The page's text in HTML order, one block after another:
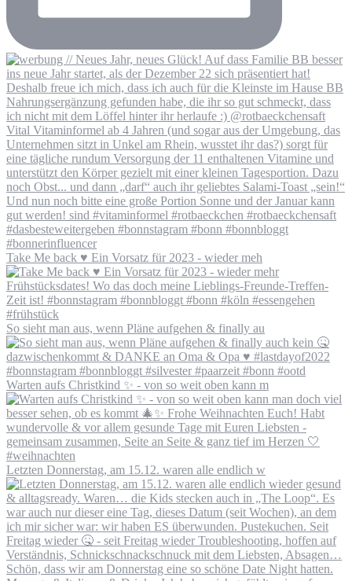
Take Me back ♥️ Ein Vorsatz für 2023 - wieder meh
So sieht man aus, wenn Pläne aufgehen & finally au
Warten aufs Christkind ✨ - von so weit oben kann m
Letzten Donnerstag, am 15.12. waren alle endlich w